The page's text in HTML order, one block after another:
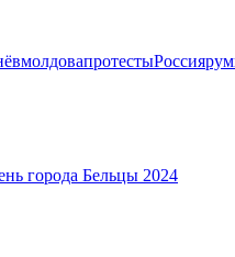
молдовапротестыРоссия
города Бельцы 2024